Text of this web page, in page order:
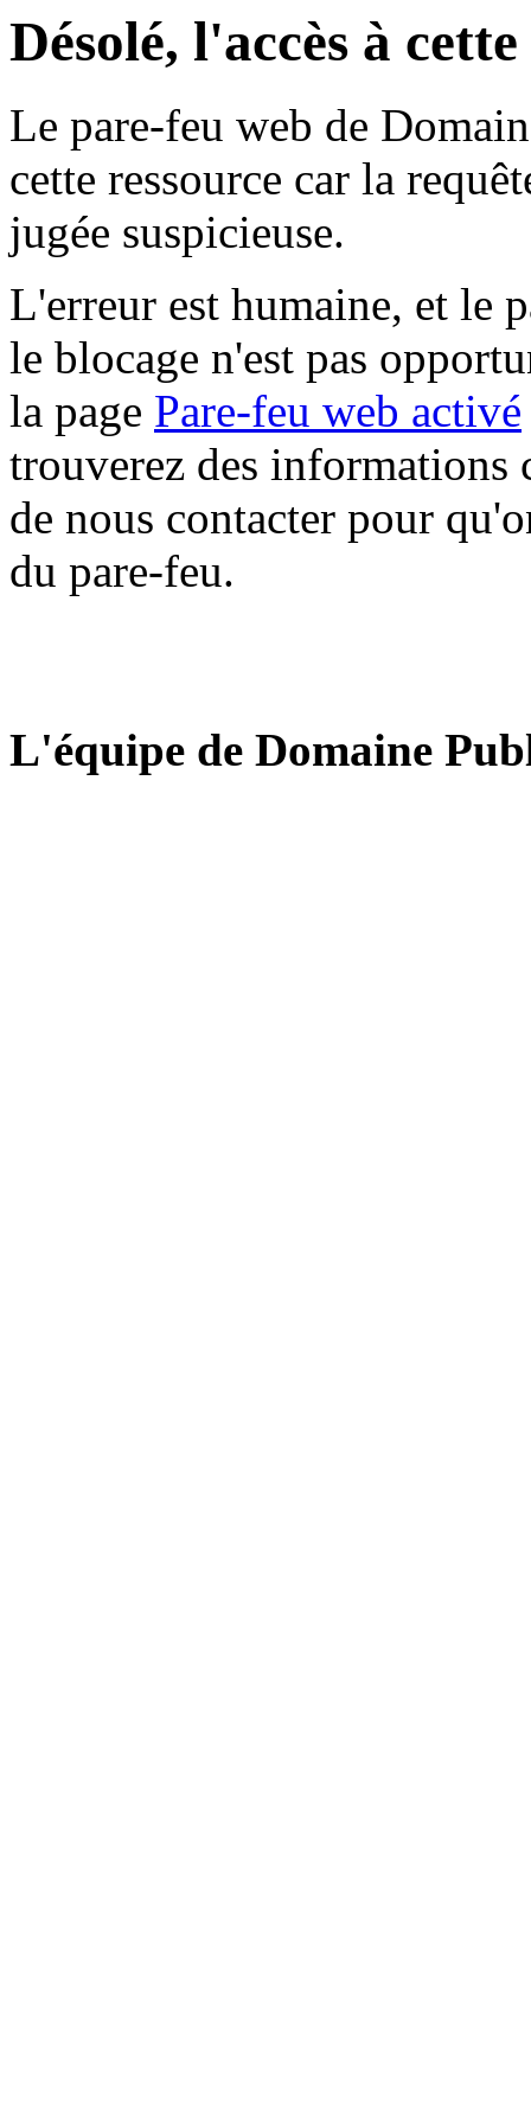
Désolé, l'accès à
Le pare-feu web de
cette ressource car la
jugée suspicieuse.
L'erreur est humaine, et le
le blocage n'est pas
la page Pare-feu web activé
trouverez des informations
de nous contacter pour
du pare-feu.
L'équipe de Domaine